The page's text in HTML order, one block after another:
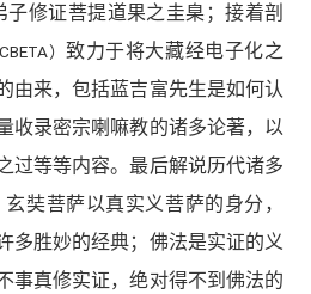
修证菩提道果之圭臬；接着剖
CBETA）致力于将大藏经电子化之
由来，包括蓝吉富先生是如何认
收录密宗喇嘛教的诸多论著，以
过等等内容。最后解说历代诸多
奘菩萨以真实义菩萨的身分，
多胜妙的经典；佛法是实证的义
事真修实证，绝对得不到佛法的